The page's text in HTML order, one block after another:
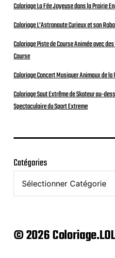
Coloriage La Fée Joyeuse dans la Prairie
Coloriage L’Astronaute Curieux et son
Coloriage Piste de Course Animée avec
Course
Coloriage Concert Musiquer Animaux de
Coloriage Saut Extrême de Skateur au-
Spectaculaire du Sport Extreme
Catégories
© 2026 Coloriage.LOL